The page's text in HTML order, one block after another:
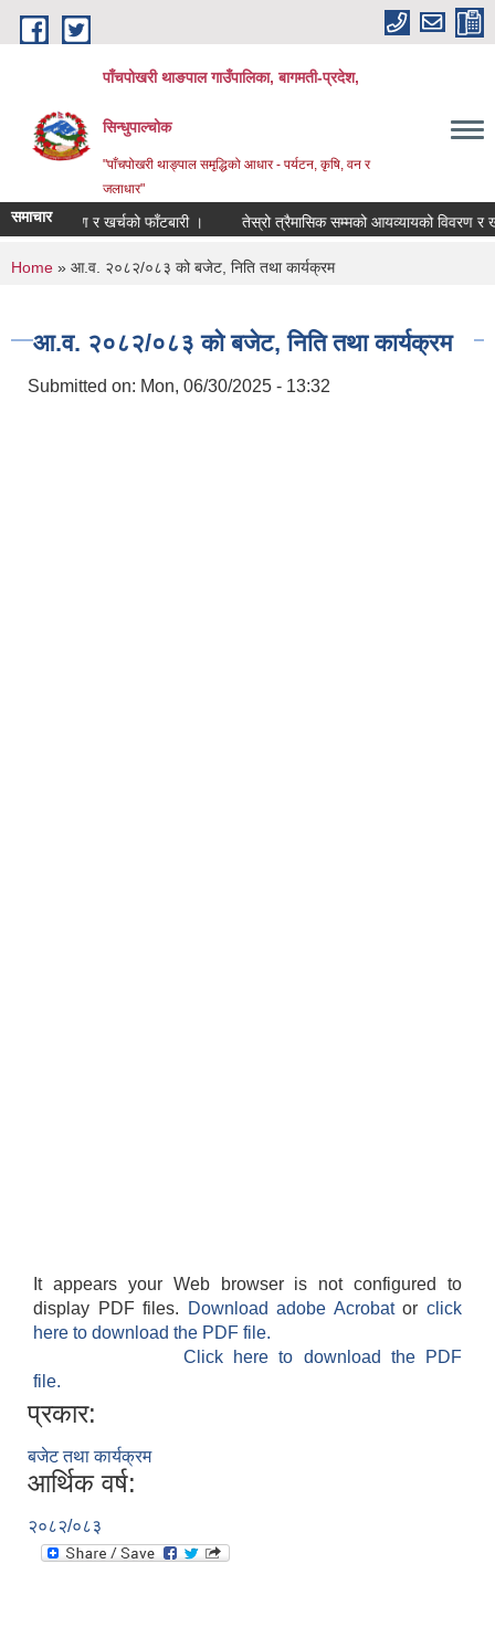
Skip to main content
पाँचपोखरी थाङपाल गाउँपालिका, बागमती-प्रदेश,
सिन्धुपाल्चोक
"पाँचपोखरी थाङ्पाल समृद्धिको आधार - पर्यटन, कृषि, वन र
जलाधार"
समाचारर खर्चको फाँटबारी । तेस्रो त्रैमासिक सम्मको आयव्यायको विवरण र खर्चको
You are here
Home » आ.व. २०८२/०८३ को बजेट, निति तथा कार्यक्रम
आ.व. २०८२/०८३ को बजेट, निति तथा कार्यक्रम
Submitted on: Mon, 06/30/2025 - 13:32
It appears your Web browser is not configured to
display PDF files.
Download adobe Acrobatorclick
here to download the PDF file.
Click here to download the PDF
file.
प्रकार:
बजेट तथा कार्यक्रम
आर्थिक वर्ष:
२०८२/०८३